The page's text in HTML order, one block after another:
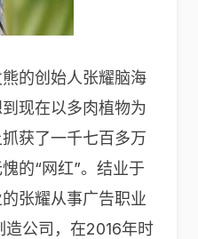
的创始人张耀脑海
现在以多肉植物为
获了一千七百多万
的“网红”。结业于
张耀从事广告职业
造公司，在2016年时